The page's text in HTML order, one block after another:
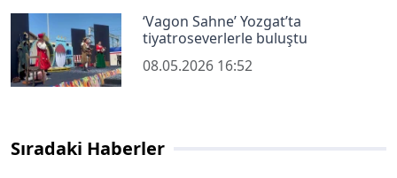
‘Vagon Sahne’ Yozgat’ta
tiyatroseverlerle buluştu
08.05.2026 16:52
Sıradaki Haberler